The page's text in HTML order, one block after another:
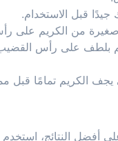
قبل الاستخدام.
من الكريم على
يجف الكريم تمامًا قبل